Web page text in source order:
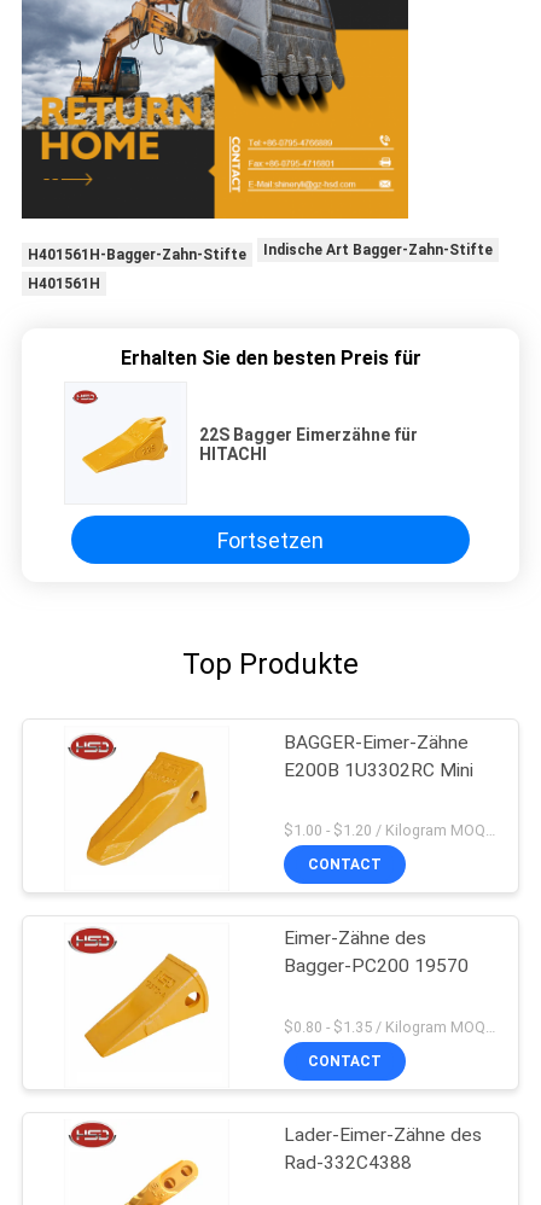
H401561H-Bagger-Zahn-Stifte
Indische Art Bagger-Zahn-Stifte
H401561H
Erhalten Sie den besten Preis für
22S Bagger Eimerzähne für
HITACHI
Fortsetzen
Top Produkte
BAGGER-Eimer-Zähne
E200B 1U3302RC Mini
$1.00 - $1.20 / Kilogram MOQ:100 Kilogramm/Kilogramm
CONTACT
Eimer-Zähne des
Bagger-PC200 19570
CONTACT
Lader-Eimer-Zähne des
Rad-332C4388